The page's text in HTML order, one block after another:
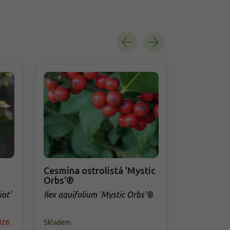
Cesmína ostrolistá 'Mystic
Orbs'®
Ilex aquifolium 'Mystic Orbs'®
Skladem